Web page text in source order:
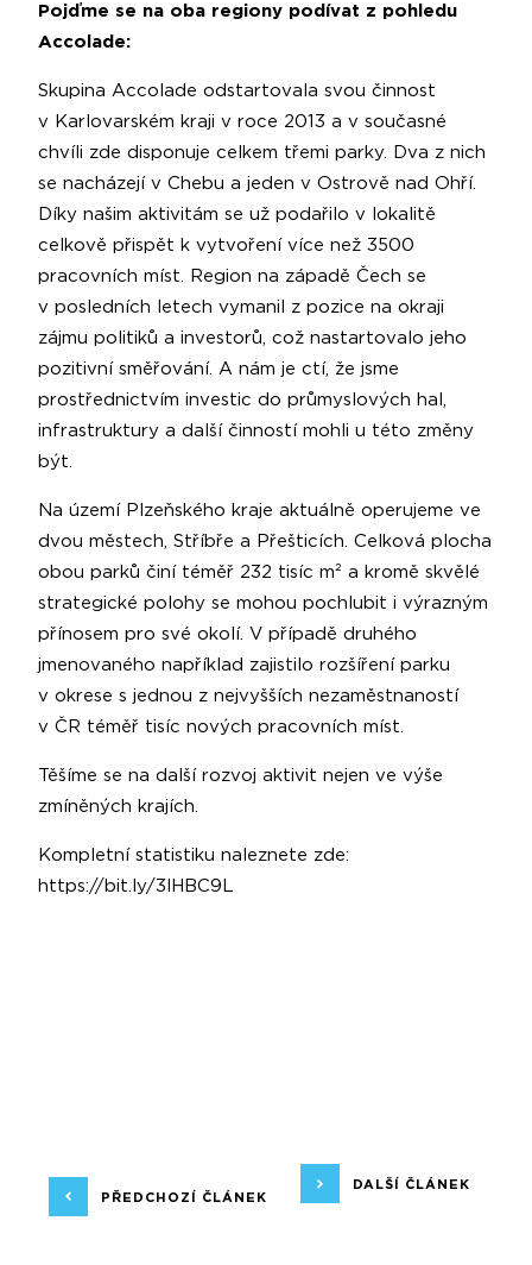
Pojďme se na oba regiony podívat z pohledu
Accolade:
Skupina Accolade odstartovala svou činnost
v Karlovarském kraji v roce 2013 a v současné
chvíli zde disponuje celkem třemi parky. Dva z nich
se nacházejí v Chebu a jeden v Ostrově nad Ohří.
Díky našim aktivitám se už podařilo v lokalitě
celkově přispět k vytvoření více než 3500
pracovních míst. Region na západě Čech se
v posledních letech vymanil z pozice na okraji
zájmu politiků a investorů, což nastartovalo jeho
pozitivní směřování. A nám je ctí, že jsme
prostřednictvím investic do průmyslových hal,
infrastruktury a další činností mohli u této změny
být.
Na území Plzeňského kraje aktuálně operujeme ve
dvou městech, Stříbře a Přešticích. Celková plocha
obou parků činí téměř 232 tisíc m² a kromě skvělé
strategické polohy se mohou pochlubit i výrazným
přínosem pro své okolí. V případě druhého
jmenovaného například zajistilo rozšíření parku
v okrese s jednou z nejvyšších nezaměstnaností
v ČR téměř tisíc nových pracovních míst.
Těšíme se na další rozvoj aktivit nejen ve výše
zmíněných krajích.
Kompletní statistiku naleznete zde:
https://bit.ly/3lHBC9L
PŘEDCHOZÍ ČLÁNEK
DALŠÍ ČLÁNEK